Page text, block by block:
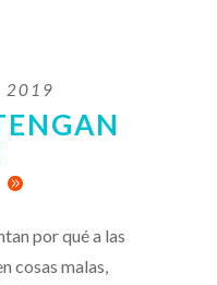
2019

por qué a las
cosas malas,